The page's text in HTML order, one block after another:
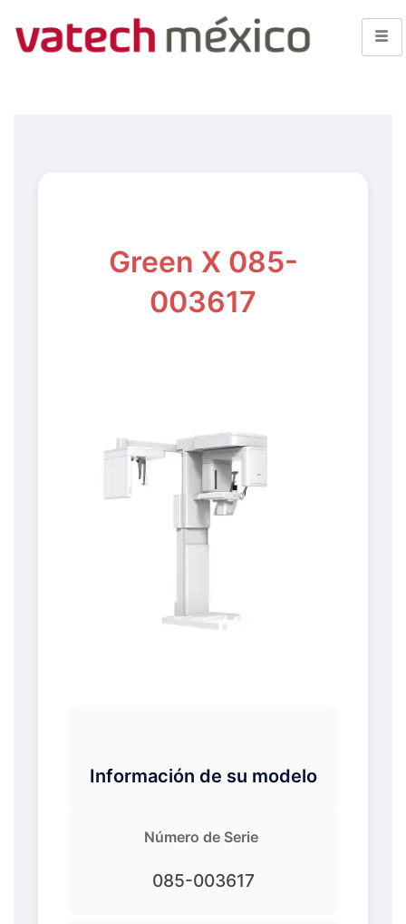
Green X 085-
003617
Información de su modelo
Número de Serie
085-003617